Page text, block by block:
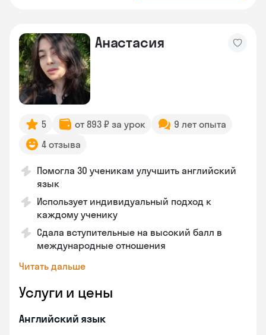
Анастасия
5 от 893 ₽ за урок
9 лет опыта
4 отзыва
Помогла 30 ученикам улучшить английский
язык
Использует индивидуальный подход к
каждому ученику
Сдала вступительные на высокий балл в
международные отношения
Читать дальше
Услуги и цены
Английский язык